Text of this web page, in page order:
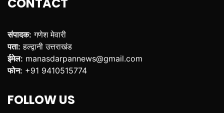
CONTACT
संपादक: गणेश मेवारी
पता: हल्द्वानी उत्तराखंड
ईमेल: manasdarpannews@gmail.com
फोन: +91 9410515774
FOLLOW US